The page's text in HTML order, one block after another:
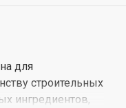
для
строительных
ингредиентов,